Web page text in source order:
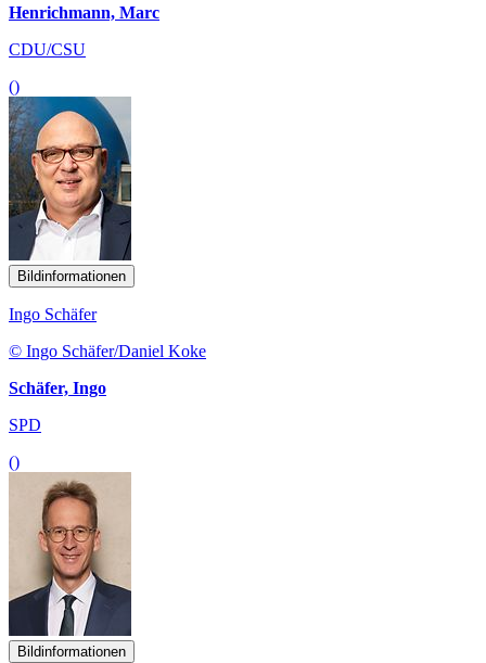
Henrichmann, Marc
CDU/CSU
()
Bildinformationen
Ingo Schäfer
© Ingo Schäfer/Daniel Koke
Schäfer, Ingo
SPD
()
Bildinformationen